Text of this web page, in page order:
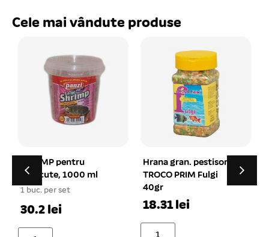
Cele mai vândute produse
Hrana gran. pestisori
TROCO PRIM Fulgi
40gr
18.31 lei
Decor pentru acvariu
tip MY-3586 9*4*9 cm
1 buc. per set
12.68 lei